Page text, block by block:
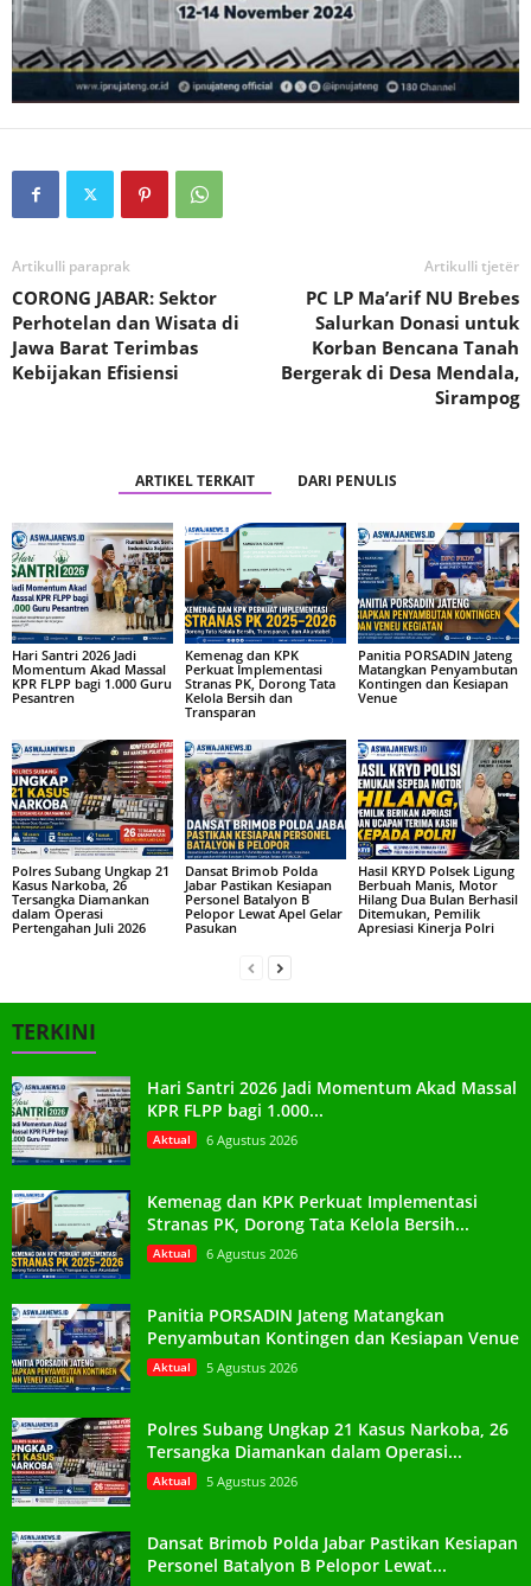
Artikulli paraprak
CORONG JABAR: Sektor
Perhotelan dan Wisata di
Jawa Barat Terimbas
Kebijakan Efisiensi
Artikulli tjetër
PC LP Ma’arif NU Brebes
Salurkan Donasi untuk
Korban Bencana Tanah
Bergerak di Desa Mendala,
Sirampog
ARTIKEL TERKAIT DARI PENULIS
Hari Santri 2026 Jadi
Momentum Akad Massal
KPR FLPP bagi 1.000 Guru
Pesantren
Kemenag dan KPK
Perkuat Implementasi
Stranas PK, Dorong Tata
Kelola Bersih dan
Transparan
Panitia PORSADIN Jateng
Matangkan Penyambutan
Kontingen dan Kesiapan
Venue
Polres Subang Ungkap 21
Kasus Narkoba, 26
Tersangka Diamankan
dalam Operasi
Pertengahan Juli 2026
Dansat Brimob Polda
Jabar Pastikan Kesiapan
Personel Batalyon B
Pelopor Lewat Apel Gelar
Pasukan
Hasil KRYD Polsek Ligung
Berbuah Manis, Motor
Hilang Dua Bulan Berhasil
Ditemukan, Pemilik
Apresiasi Kinerja Polri
TERKINI
Hari Santri 2026 Jadi Momentum Akad Massal
KPR FLPP bagi 1.000...
Aktual 6 Agustus 2026
Kemenag dan KPK Perkuat Implementasi
Stranas PK, Dorong Tata Kelola Bersih...
Aktual 6 Agustus 2026
Panitia PORSADIN Jateng Matangkan
Penyambutan Kontingen dan Kesiapan Venue
Aktual 5 Agustus 2026
Polres Subang Ungkap 21 Kasus Narkoba, 26
Tersangka Diamankan dalam Operasi...
Aktual 5 Agustus 2026
Dansat Brimob Polda Jabar Pastikan Kesiapan
Personel Batalyon B Pelopor Lewat...